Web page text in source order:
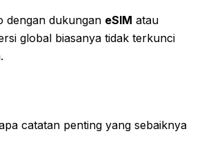
dengan dukungan eSIM atau
global biasanya tidak terkunci
catatan penting yang sebaiknya